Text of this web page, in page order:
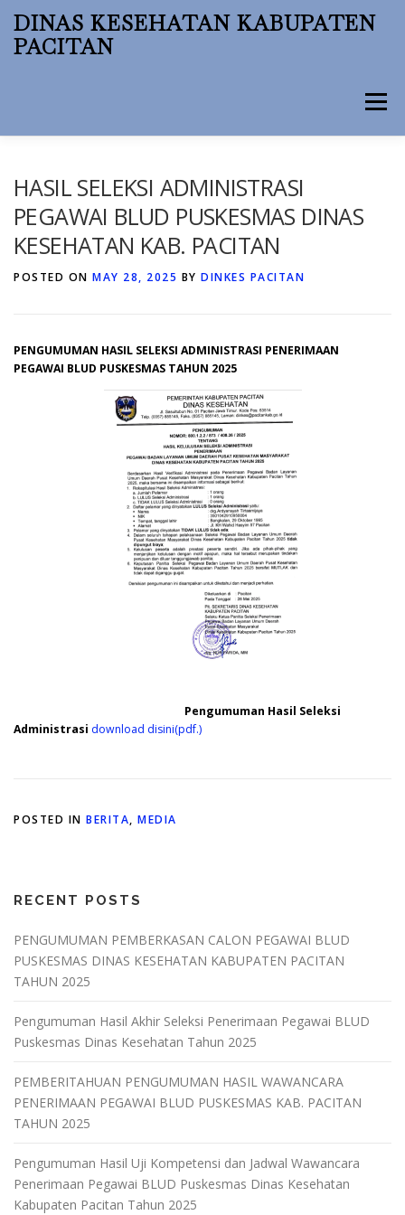
content
DINAS KESEHATAN KABUPATEN
PACITAN
Menu
SIGIZTA BESTI PSC 119 PACITAN
HASIL SELEKSI ADMINISTRASI
PEGAWAI BLUD PUSKESMAS DINAS
KESEHATAN KAB. PACITAN
POSTED ON MAY 28, 2025 BY DINKES PACITAN
PENGUMUMAN HASIL SELEKSI ADMINISTRASI PENERIMAAN
PEGAWAI BLUD PUSKESMAS TAHUN 2025
Pengumuman Hasil Seleksi
Administrasi download disini(pdf.)
POSTED IN BERITA, MEDIA
RECENT POSTS
PENGUMUMAN PEMBERKASAN CALON PEGAWAI BLUD
PUSKESMAS DINAS KESEHATAN KABUPATEN PACITAN
TAHUN 2025
Pengumuman Hasil Akhir Seleksi Penerimaan Pegawai BLUD
Puskesmas Dinas Kesehatan Tahun 2025
PEMBERITAHUAN PENGUMUMAN HASIL WAWANCARA
PENERIMAAN PEGAWAI BLUD PUSKESMAS KAB. PACITAN
TAHUN 2025
Pengumuman Hasil Uji Kompetensi dan Jadwal Wawancara
Penerimaan Pegawai BLUD Puskesmas Dinas Kesehatan
Kabupaten Pacitan Tahun 2025